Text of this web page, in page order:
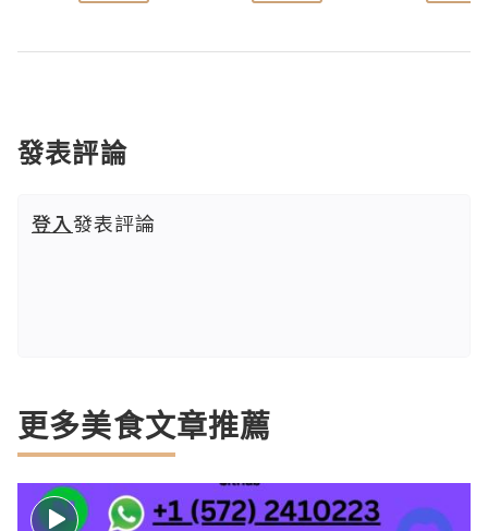
發表評論
登入發表評論
更多美食文章推薦